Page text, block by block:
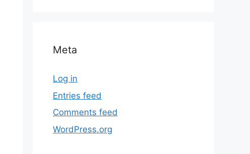
Meta
Log in
Entries feed
Comments feed
WordPress.org